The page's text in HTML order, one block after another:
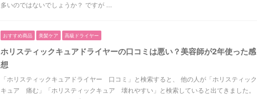
多いのではないでしょうか？ ですが ...
おすすめ商品 美髪ケア 高級ドライヤー
ホリスティックキュアドライヤーの口コミは悪い？美容師が2年使った感
想
「ホリスティックキュアドライヤー 口コミ」と検索すると、 他の人が「ホリスティック
キュア 痛む」「ホリスティックキュア 壊れやすい」と検索していると出てきました。